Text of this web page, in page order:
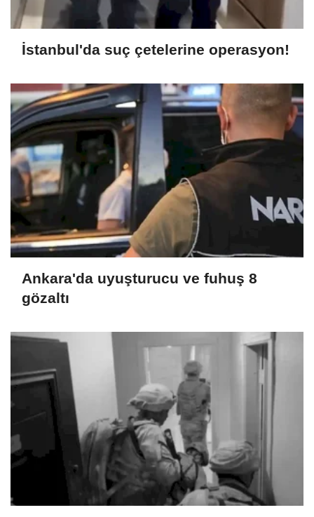
İstanbul'da suç çetelerine operasyon!
Ankara'da uyuşturucu ve fuhuş 8
gözaltı